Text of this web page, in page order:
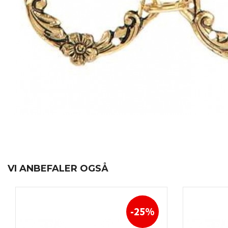
VI ANBEFALER OGSÅ
-25%